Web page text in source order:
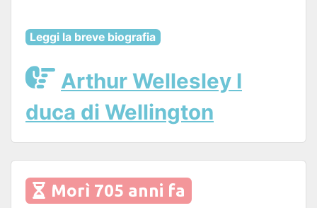
Leggi la breve biografia
Arthur Wellesley I
duca di Wellington
Morì 705 anni fa